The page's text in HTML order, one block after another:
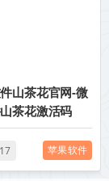
山茶花官网-微
茶花激活码
苹果软件